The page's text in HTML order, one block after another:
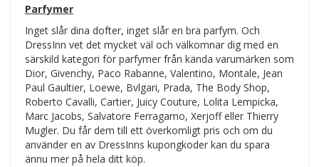
Parfymer
Inget slår dina dofter, inget slår en bra parfym. Och
DressInn vet det mycket väl och välkomnar dig med en
särskild kategori för parfymer från kända varumärken som
Dior, Givenchy, Paco Rabanne, Valentino, Montale, Jean
Paul Gaultier, Loewe, Bvlgari, Prada, The Body Shop,
Roberto Cavalli, Cartier, Juicy Couture, Lolita Lempicka,
Marc Jacobs, Salvatore Ferragamo, Xerjoff eller Thierry
Mugler. Du får dem till ett överkomligt pris och om du
använder en av DressInns kupongkoder kan du spara
ännu mer på hela ditt köp.